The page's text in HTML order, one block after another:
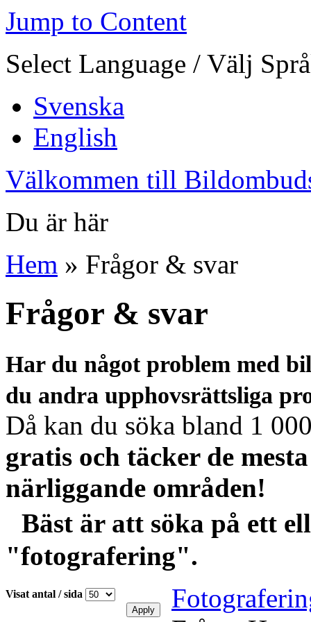
Jump to Content
Select Language / Välj
Svenska
English
Välkommen till
Du är här
Hem » Frågor & svar
Frågor & svar
Har du något problem med
du andra upphovsrättsliga
Då kan du söka bland 1
gratis och täcker de
närliggande områden!
Bäst är att söka på ett
"fotografering".
Visat antal / sida